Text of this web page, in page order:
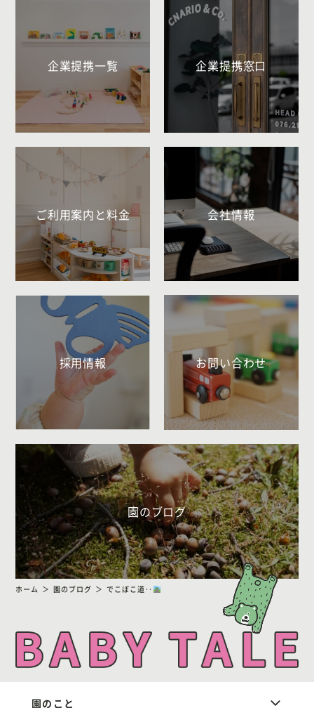
企業提携一覧 企業提携窓口
ご利用案内と料金 会社情報
採用情報 お問い合わせ
園のブログ
ホーム 園のブログ でこぼこ道‥
園のこと